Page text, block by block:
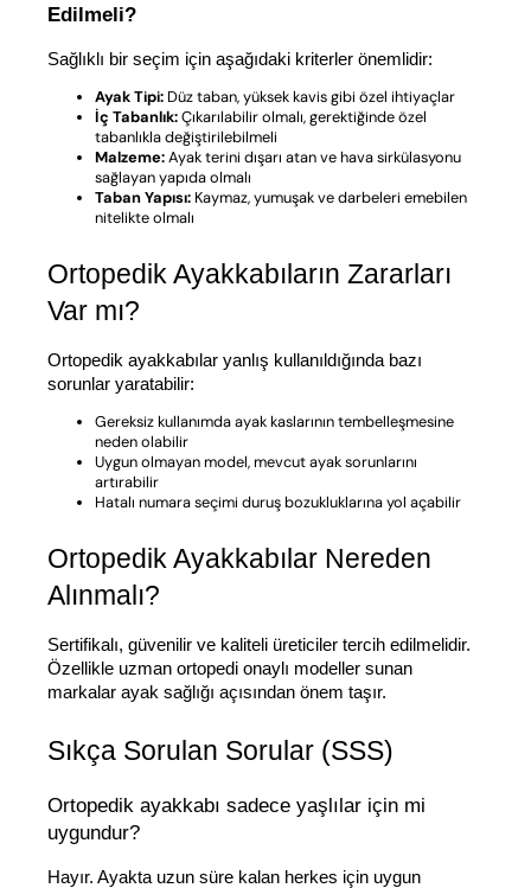
Edilmeli?
Sağlıklı bir seçim için aşağıdaki kriterler önemlidir:
Ayak Tipi: Düz taban, yüksek kavis gibi özel ihtiyaçlar
İç Tabanlık:Çıkarılabilir olmalı, gerektiğinde özel
tabanlıkla değiştirilebilmeli
Malzeme:Ayak terini dışarı atan ve hava sirkülasyonu
sağlayan yapıda olmalı
Taban Yapısı: Kaymaz, yumuşak ve darbeleri emebilen
nitelikte olmalı
Ortopedik Ayakkabıların Zararları
Var mı?
Ortopedik ayakkabılar yanlış kullanıldığında bazı
sorunlar yaratabilir:
Gereksiz kullanımda ayak kaslarının tembelleşmesine
neden olabilir
Uygun olmayan model, mevcut ayak sorunlarını
artırabilir
Hatalı numara seçimi duruş bozukluklarına yol açabilir
Ortopedik Ayakkabılar Nereden
Alınmalı?
Sertifikalı, güvenilir ve kaliteli üreticiler tercih edilmelidir.
Özellikle uzman ortopedi onaylı modeller sunan
markalar ayak sağlığı açısından önem taşır.
Sıkça Sorulan Sorular (SSS)
Ortopedik ayakkabı sadece yaşlılar için mi
uygundur?
Hayır. Ayakta uzun süre kalan herkes için uygun